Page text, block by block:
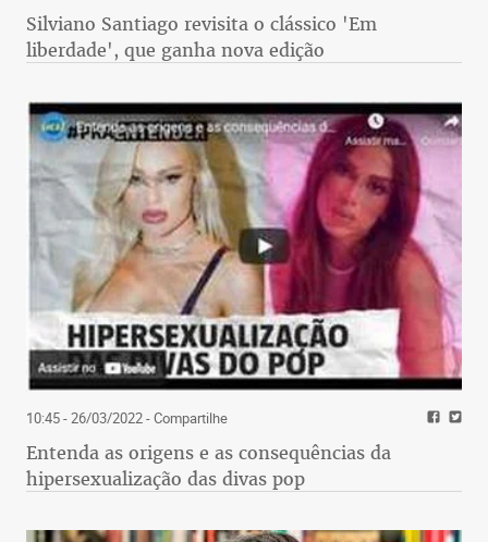
Silviano Santiago revisita o clássico 'Em
liberdade', que ganha nova edição
10:45 - 26/03/2022- Compartilhe
Entenda as origens e as consequências da
hipersexualização das divas pop